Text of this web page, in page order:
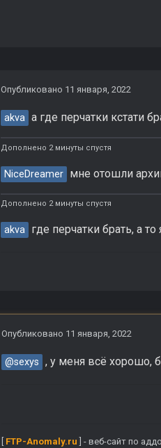
Опубликовано 11 января, 2022
akva а где перчатки кстати
Дополнено 2 минуты спустя
NiceDreamer мне отошли
Дополнено 2 минуты спустя
akva где перчатки брать, а
Опубликовано 11 января, 2022
@sexys , у меня всё хорошо,
FTP-Anomaly.ru ] - веб-сайт по